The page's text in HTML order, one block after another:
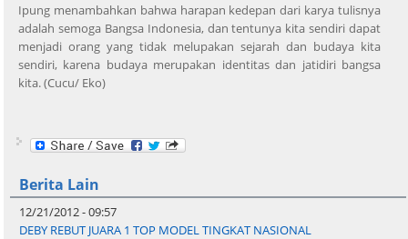
Ipung menambahkan bahwa harapan kedepan dari karya tulisnya
adalah semoga Bangsa Indonesia, dan tentunya kita sendiri dapat
menjadi orang yang tidak melupakan sejarah dan budaya kita
sendiri, karena budaya merupakan identitas dan jatidiri bangsa
kita. (Cucu/ Eko)
Berita Lain
12/21/2012 - 09:57
DEBY REBUT JUARA 1 TOP MODEL TINGKAT NASIONAL